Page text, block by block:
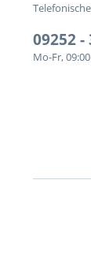
09252 -
Mo-Fr,